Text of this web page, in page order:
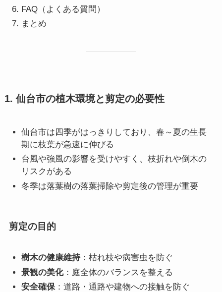
FAQ（よくある質問）
まとめ
1. 仙台市の植木環境と剪定の必要性
仙台市は四季がはっきりしており、春～夏の生長
期に枝葉が急速に伸びる
台風や強風の影響を受けやすく、枝折れや倒木の
リスクがある
冬季は落葉樹の落葉掃除や剪定後の管理が重要
剪定の目的
樹木の健康維持：枯れ枝や病害虫を防ぐ
景観の美化：庭全体のバランスを整える
安全確保：道路・通路や建物への接触を防ぐ